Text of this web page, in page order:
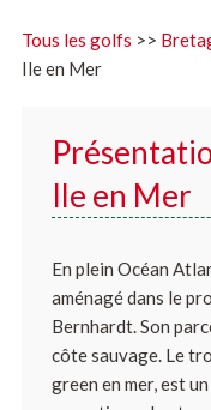
Tous les golfs >>
Ile en Mer
Ile en Mer
En plein Océan
aménagé dans le
Bernhardt. Son
côte sauvage. Le
green en mer, est